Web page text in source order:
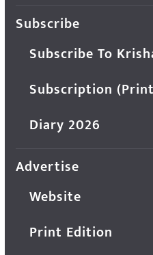
Subscribe
Subscribe To
Subscription
Diary 2026
Advertise
Website
Print Edition